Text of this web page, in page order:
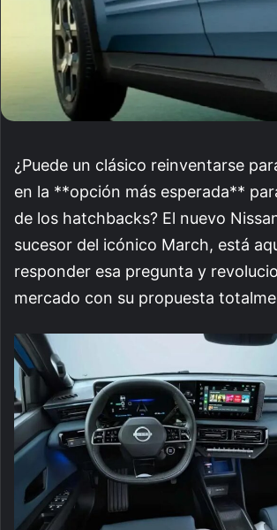
¿Puede un clásico reinventarse
en la **opción más esperada**
de los hatchbacks? El nuevo
sucesor del icónico March, está
responder esa pregunta y
mercado con su propuesta